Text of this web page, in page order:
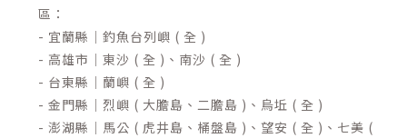
區：
- 宜蘭縣｜釣魚台列嶼 ( 全 )
- 高雄市｜東沙 ( 全 )、南沙 ( 全 )
- 台東縣｜蘭嶼 ( 全 )
- 金門縣｜烈嶼 ( 大膽島、二膽島 )、烏坵 ( 全 )
- 澎湖縣｜馬公 ( 虎井島、桶盤島 )、望安 ( 全 )、七美 (